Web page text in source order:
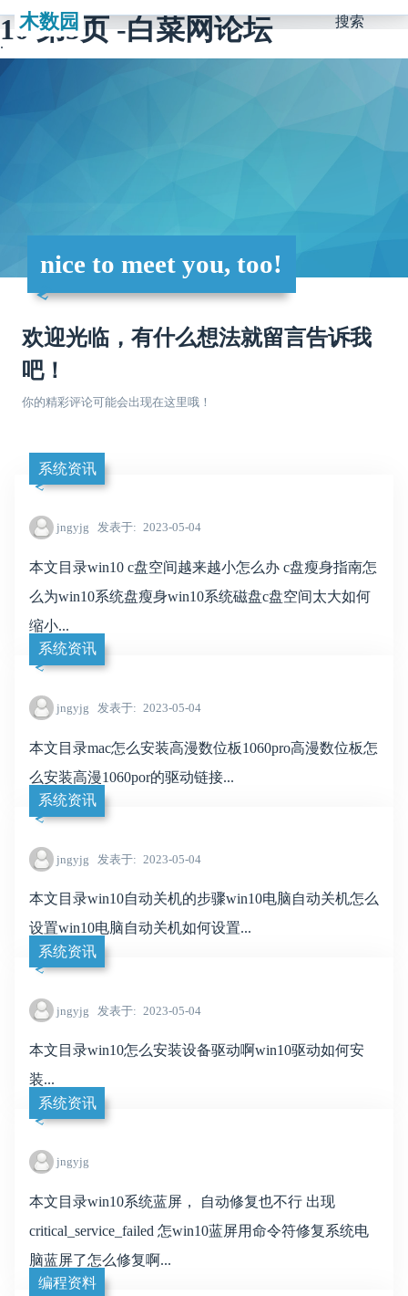
10 第5页 -白菜网论坛
木数园 搜索
nice to meet you, too!
欢迎光临，有什么想法就留言告诉我
吧！
你的精彩评论可能会出现在这里哦！
系统资讯
jngyjg 发表于 2023-05-04
本文目录win10 c盘空间越来越小怎么办 c盘瘦身指南怎
么为win10系统盘瘦身win10系统磁盘c盘空间太大如何
缩小...
系统资讯
jngyjg 发表于 2023-05-04
本文目录mac怎么安装高漫数位板1060pro高漫数位板怎
么安装高漫1060por的驱动链接...
系统资讯
jngyjg 发表于 2023-05-04
本文目录win10自动关机的步骤win10电脑自动关机怎么
设置win10电脑自动关机如何设置...
系统资讯
jngyjg 发表于 2023-05-04
本文目录win10怎么安装设备驱动啊win10驱动如何安
装...
系统资讯
jngyjg
本文目录win10系统蓝屏， 自动修复也不行 出现
critical_service_failed 怎win10蓝屏用命令符修复系统电
脑蓝屏了怎么修复啊...
编程资料